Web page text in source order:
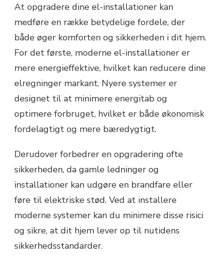
At opgradere dine el-installationer kan
medføre en række betydelige fordele, der
både øger komforten og sikkerheden i dit hjem.
For det første, moderne el-installationer er
mere energieffektive, hvilket kan reducere dine
elregninger markant. Nyere systemer er
designet til at minimere energitab og
optimere forbruget, hvilket er både økonomisk
fordelagtigt og mere bæredygtigt.
Derudover forbedrer en opgradering ofte
sikkerheden, da gamle ledninger og
installationer kan udgøre en brandfare eller
føre til elektriske stød. Ved at installere
moderne systemer kan du minimere disse risici
og sikre, at dit hjem lever op til nutidens
sikkerhedsstandarder.